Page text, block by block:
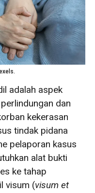
adalah aspek
dan
kekerasan
tindak pidana
pelaporan kasus
alat bukti
ke tahap
visum (visum et